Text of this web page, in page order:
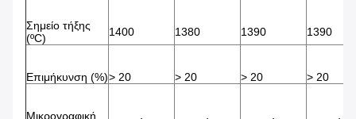
Σημείο τήξης
(ºC)
1400 1380 1390 1390
Επιμήκυνση (%)> 20 > 20 > 20 > 20
Μικρογραφική